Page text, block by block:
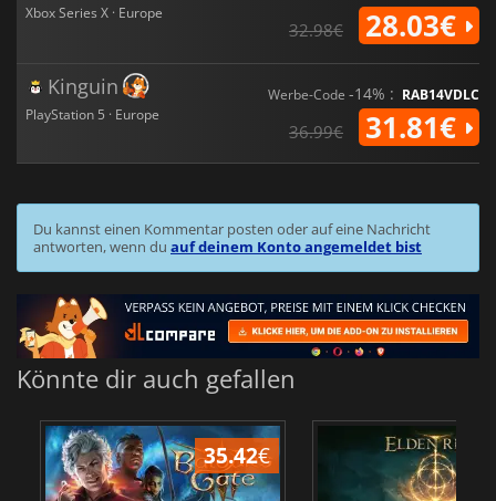
Xbox Series X · Europe
32.98€ 28.03€
Kinguin
PlayStation 5 · Europe
Werbe-Code -14% : RAB14VDLC
36.99€ 31.81€
Du kannst einen Kommentar posten oder auf eine Nachricht
antworten, wenn du auf deinem Konto angemeldet bist
Könnte dir auch gefallen
35.42€